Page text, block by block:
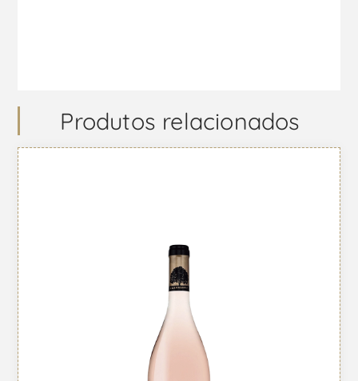
Produtos relacionados